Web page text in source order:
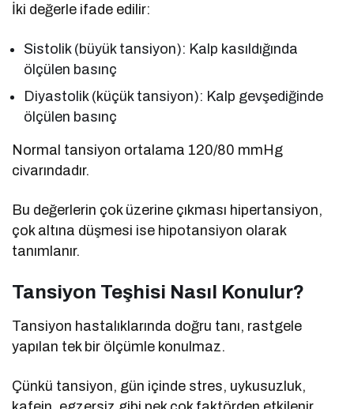
İki değerle ifade edilir:
Sistolik (büyük tansiyon): Kalp kasıldığında
ölçülen basınç
Diyastolik (küçük tansiyon): Kalp gevşediğinde
ölçülen basınç
Normal tansiyon ortalama 120/80 mmHg
civarındadır.
Bu değerlerin çok üzerine çıkması hipertansiyon,
çok altına düşmesi ise hipotansiyon olarak
tanımlanır.
Tansiyon Teşhisi Nasıl Konulur?
Tansiyon hastalıklarında doğru tanı, rastgele
yapılan tek bir ölçümle konulmaz.
Çünkü tansiyon, gün içinde stres, uykusuzluk,